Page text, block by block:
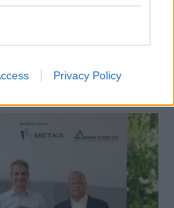
Privacy Policy
Αεροπορίας Γεώργιο Βαγενά
EFA VENTURES Νικόλαο
of Market Development της